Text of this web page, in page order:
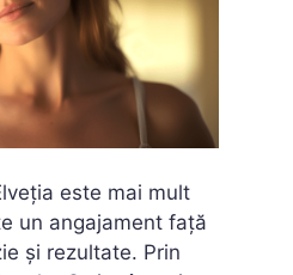
este mai mult
un angajament față
și rezultate. Prin